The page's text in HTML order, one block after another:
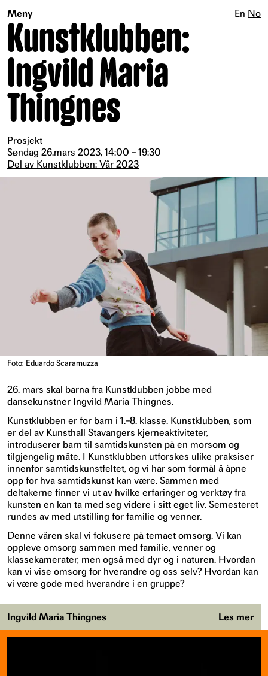
Meny En No
Kunstklubben:
Ingvild Maria
Thingnes
Prosjekt
Søndag 26.mars 2023, 14:00 – 19:30
Del av Kunstklubben: Vår 2023
Foto: Eduardo Scaramuzza
26. mars skal barna fra Kunstklubben jobbe med
dansekunstner Ingvild Maria Thingnes.
Kunstklubben er for barn i 1.–8. klasse. Kunstklubben, som
er del av Kunsthall Stavangers kjerneaktiviteter,
introduserer barn til samtidskunsten på en morsom og
tilgjengelig måte. I Kunstklubben utforskes ulike praksiser
innenfor samtidskunstfeltet, og vi har som formål å åpne
opp for hva samtidskunst kan være. Sammen med
deltakerne finner vi ut av hvilke erfaringer og verktøy fra
kunsten en kan ta med seg videre i sitt eget liv. Semesteret
rundes av med utstilling for familie og venner.
Denne våren skal vi fokusere på temaet omsorg. Vi kan
oppleve omsorg sammen med familie, venner og
klassekamerater, men også med dyr og i naturen. Hvordan
kan vi vise omsorg for hverandre og oss selv? Hvordan kan
vi være gode med hverandre i en gruppe?
Ingvild Maria Thingnes Les mer